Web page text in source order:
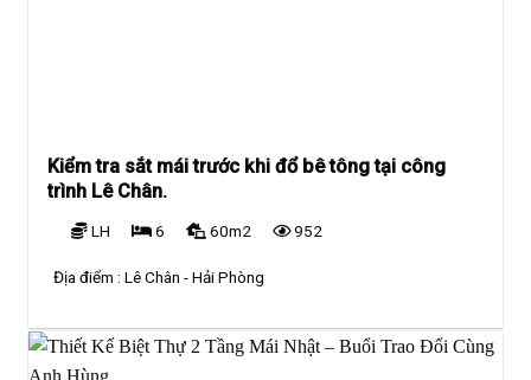
Kiểm tra sắt mái trước khi đổ bê tông tại công
trình Lê Chân.
LH 6 60m2 952
Địa điểm :Lê Chân - Hải Phòng